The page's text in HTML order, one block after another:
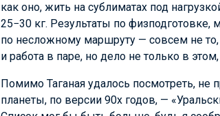
как оно, жить на сублиматах под
25−30 кг. Результаты по физподготовке,
по несложному маршруту — совсем не
и работа в паре, но дело не только в
Помимо Таганая удалось посмотреть,
планеты, по версии 90х годов, —